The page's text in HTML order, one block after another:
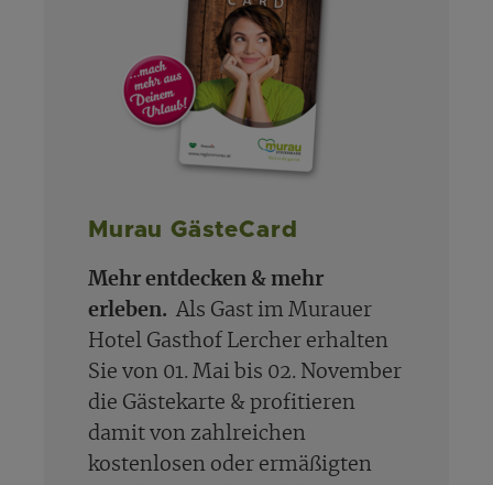
Murau GästeCard
Mehr entdecken & mehr
erleben. Als Gast im Murauer
Hotel Gasthof Lercher erhalten
Sie von 01. Mai bis 02. November
die Gästekarte & profitieren
damit von zahlreichen
kostenlosen oder ermäßigten